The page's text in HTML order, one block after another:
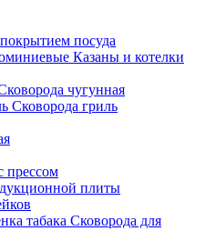
посуда
Казаны и котелки
чугунная
Сковорода гриль
прессом
плиты
Сковорода для